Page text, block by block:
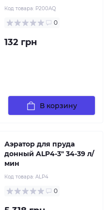
Код товара: P200AQ
0
132 грн
В корзину
Аэратор для пруда
донный ALP4-3" 34-39 л/
мин
Код товара: ALP4
0